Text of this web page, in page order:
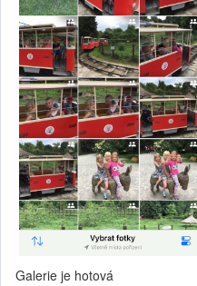
Galerie je hotová